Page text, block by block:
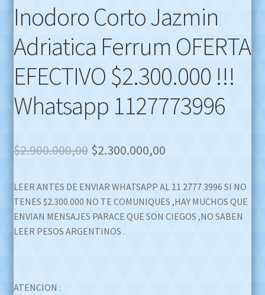
Inodoro Corto Jazmin
Adriatica Ferrum OFERTA
EFECTIVO $2.300.000 !!!
Whatsapp 1127773996
$2.900.000,00 Original
was:
$2.900.000,00.
$2.300.000,00Current
is:
$2.300.000,00.
LEER ANTES DE ENVIAR WHATSAPP AL 11 2777 3996 SI NO
TENES $2.300.000 NO TE COMUNIQUES ,HAY MUCHOS QUE
ENVIAN MENSAJES PARACE QUE SON CIEGOS ,NO SABEN
LEER PESOS ARGENTINOS .
ATENCION :